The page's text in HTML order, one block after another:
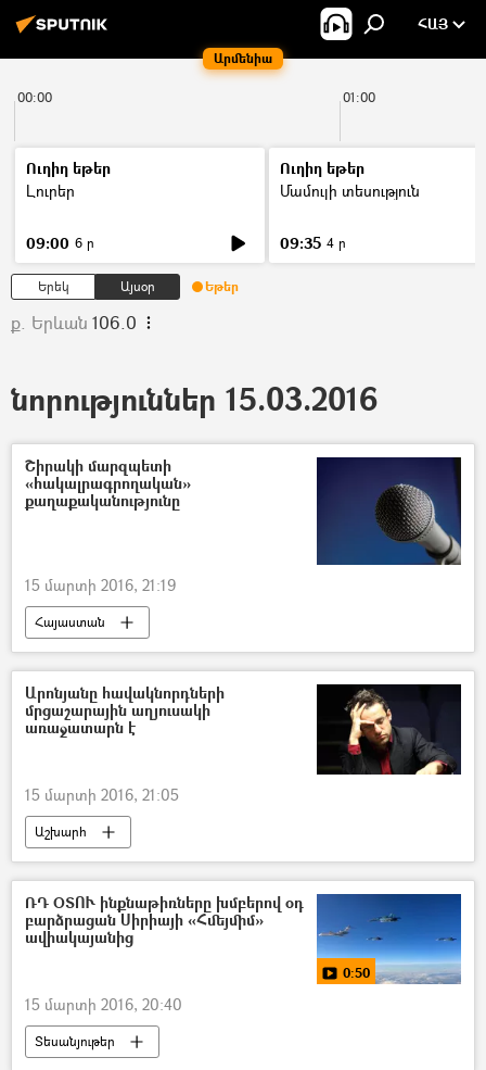
Արմենիա
ՀԱՅ
00:00 01:00
Ուղիղ եթեր
Լուրեր
09:00 6 ր
Ուղիղ եթեր
Մամուլի տեսություն
09:35 4 ր
Երեկ Այսօր Եթեր
ք. Երևան 106.0
նորություններ 15.03.2016
Շիրակի մարզպետի
«հակալրագրողական»
քաղաքականությունը
15 մարտի 2016, 21:19
Հայաստան
Արոնյանը հավակնորդների
մրցաշարային աղյուսակի
առաջատարն է
15 մարտի 2016, 21:05
Աշխարհ
ՌԴ ՕՏՈՒ ինքնաթիռները խմբերով օդ
բարձրացան Սիրիայի «Հմեյմիմ»
ավիակայանից
0:50
15 մարտի 2016, 20:40
Տեսանյութեր